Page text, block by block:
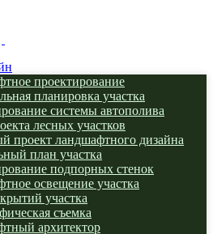
проектирование
планировка участка
системы автополива
лесных участков
проект ландшафтного дизайна
план участка
подпорных стенок
освещение участка
участка
съемка
архитектор